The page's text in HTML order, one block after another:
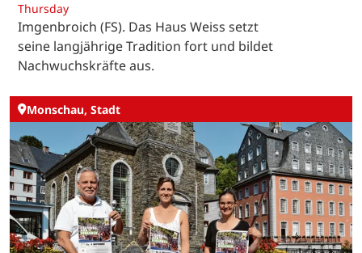
Thursday
Imgenbroich (FS). Das Haus Weiss setzt
seine langjährige Tradition fort und bildet
Nachwuchskräfte aus.
Monschau, Stadt